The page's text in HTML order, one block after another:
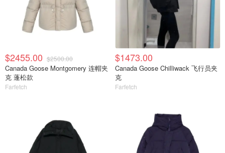
$2455.00 $2500.00
Canada Goose Montgomery 连帽夹
克 蓬松款
Farfetch
$1473.00
Canada Goose Chilliwack 飞行员夹
克
Farfetch